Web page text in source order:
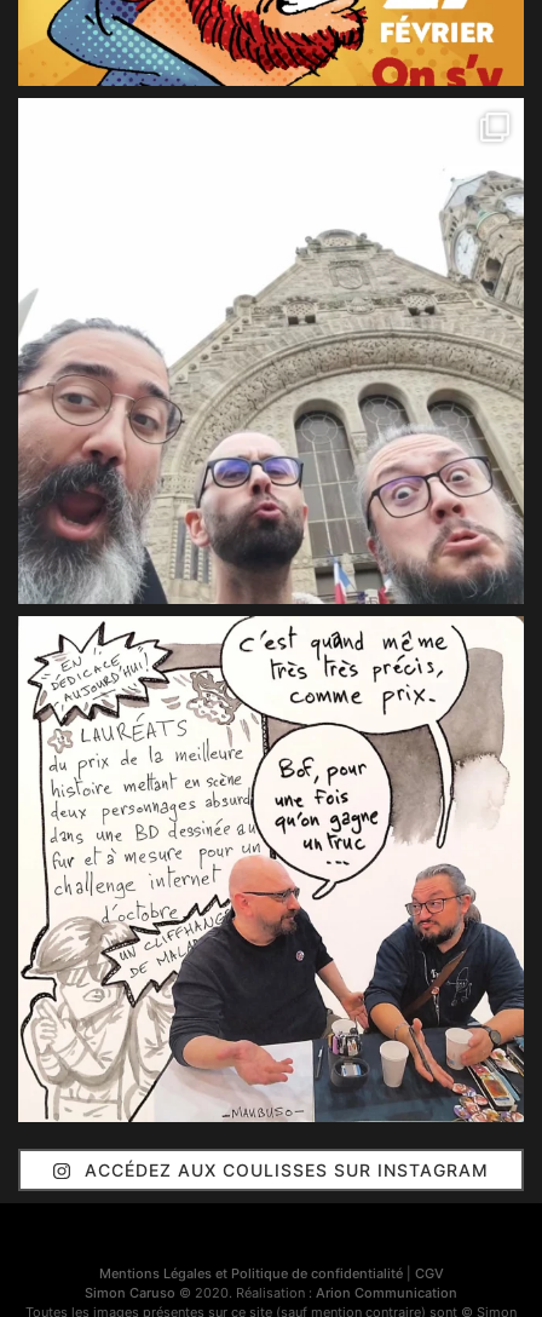
ACCÉDEZ AUX COULISSES SUR INSTAGRAM
Mentions Légales et Politique de confidentialité| CGV
Simon Caruso © 2020. Réalisation : Arion Communication
Toutes les images présentes sur ce site (sauf mention contraire) sont © Simon